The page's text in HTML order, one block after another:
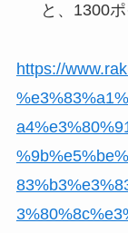
と、1300
https://